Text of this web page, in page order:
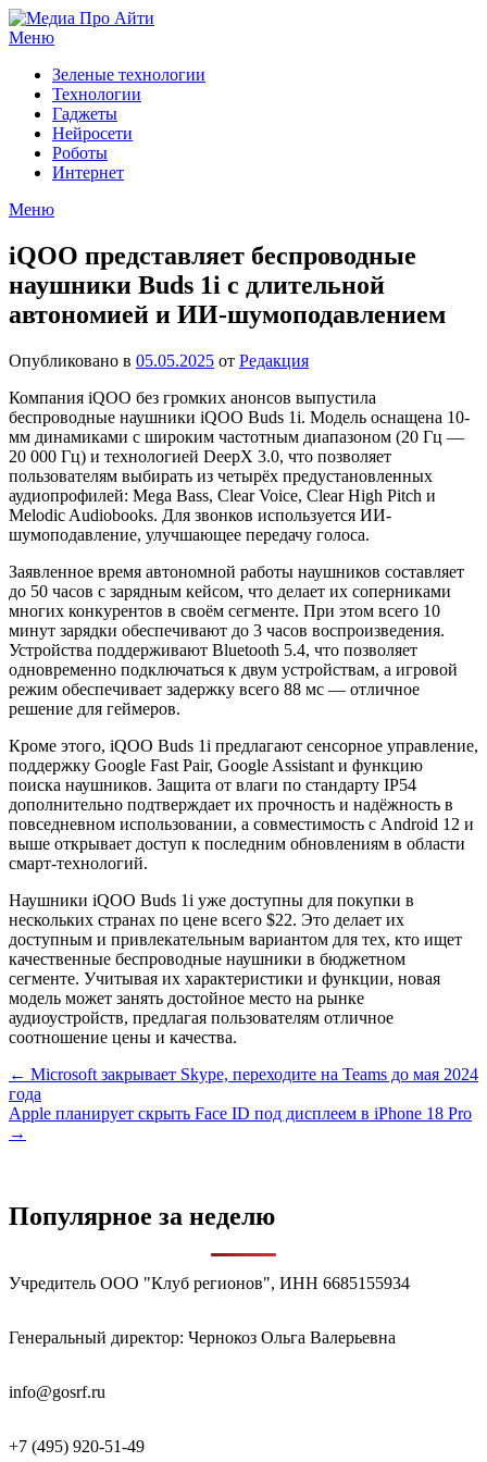
Перейти
к
Меню
Зеленые технологии
Технологии
Гаджеты
Нейросети
Роботы
Интернет
Меню
iQOO представляет беспроводные
наушники Buds 1i с длительной
автономией и ИИ-шумоподавлением
Опубликовано в 05.05.2025 от Редакция
Компания iQOO без громких анонсов выпустила
беспроводные наушники iQOO Buds 1i. Модель оснащена 10-
мм динамиками с широким частотным диапазоном (20 Гц —
20 000 Гц) и технологией DeepX 3.0, что позволяет
пользователям выбирать из четырёх предустановленных
аудиопрофилей: Mega Bass, Clear Voice, Clear High Pitch и
Melodic Audiobooks. Для звонков используется ИИ-
шумоподавление, улучшающее передачу голоса.
Заявленное время автономной работы наушников составляет
до 50 часов с зарядным кейсом, что делает их соперниками
многих конкурентов в своём сегменте. При этом всего 10
минут зарядки обеспечивают до 3 часов воспроизведения.
Устройства поддерживают Bluetooth 5.4, что позволяет
одновременно подключаться к двум устройствам, а игровой
режим обеспечивает задержку всего 88 мс — отличное
решение для геймеров.
Кроме этого, iQOO Buds 1i предлагают сенсорное управление,
поддержку Google Fast Pair, Google Assistant и функцию
поиска наушников. Защита от влаги по стандарту IP54
дополнительно подтверждает их прочность и надёжность в
повседневном использовании, а совместимость с Android 12 и
выше открывает доступ к последним обновлениям в области
смарт-технологий.
Наушники iQOO Buds 1i уже доступны для покупки в
нескольких странах по цене всего $22. Это делает их
доступным и привлекательным вариантом для тех, кто ищет
качественные беспроводные наушники в бюджетном
сегменте. Учитывая их характеристики и функции, новая
модель может занять достойное место на рынке
аудиоустройств, предлагая пользователям отличное
соотношение цены и качества.
Навигация
по
записям
← Microsoft закрывает Skype, переходите на Teams до мая 2024
года
Apple планирует скрыть Face ID под дисплеем в iPhone 18 Pro
→
Популярное за неделю
Учредитель ООО "Клуб регионов", ИНН 6685155934
Генеральный директор: Чернокоз Ольга Валерьевна
info@gosrf.ru
+7 (495) 920-51-49